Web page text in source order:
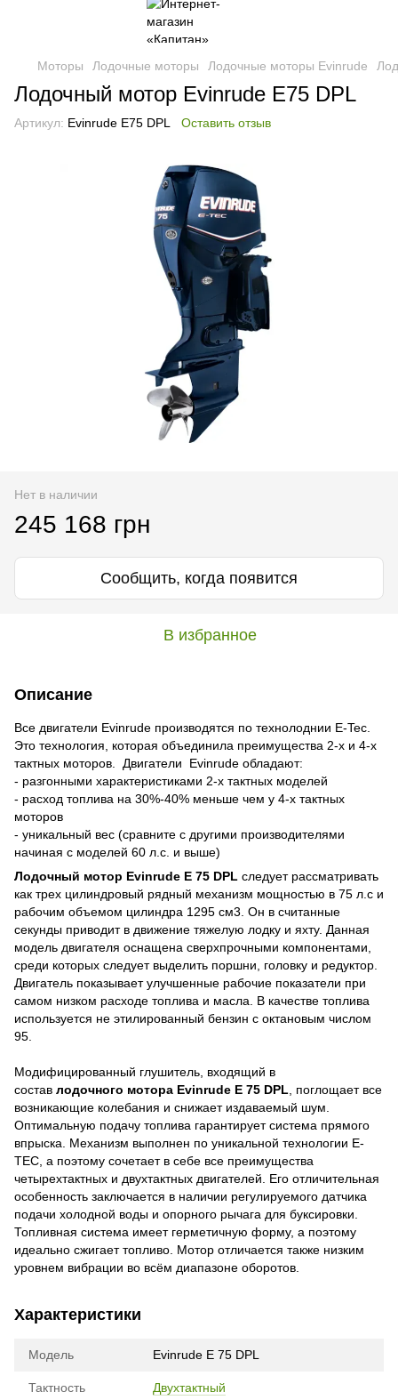
Моторы Лодочные моторы Лодочные моторы Evinrude
Лодочный мотор Evinrude E75 DPL
Артикул: Evinrude E75 DPL Оставить отзыв
Нет в наличии
245 168 грн
Сообщить, когда появится
В избранное
Описание
Все двигатели Evinrude производятся по технолоднии E-Tec.
Это технология, которая объединила преимущества 2-х и 4-х
тактных моторов. Двигатели Evinrude обладают:
- разгонными характеристиками 2-х тактных моделей
- расход топлива на 30%-40% меньше чем у 4-х тактных
моторов
- уникальный вес (сравните с другими производителями
начиная с моделей 60 л.с. и выше)
Лодочный мотор Evinrude E 75 DPL следует рассматривать
как трех цилиндровый рядный механизм мощностью в 75 л.с и
рабочим объемом цилиндра 1295 см3. Он в считанные
секунды приводит в движение тяжелую лодку и яхту. Данная
модель двигателя оснащена сверхпрочными компонентами,
среди которых следует выделить поршни, головку и редуктор.
Двигатель показывает улучшенные рабочие показатели при
самом низком расходе топлива и масла. В качестве топлива
используется не этилированный бензин с октановым числом
95.
Модифицированный глушитель, входящий в
состав лодочного мотора Evinrude E 75 DPL , поглощает все
возникающие колебания и снижает издаваемый шум.
Оптимальную подачу топлива гарантирует система прямого
впрыска. Механизм выполнен по уникальной технологии E-
TЕС, а поэтому сочетает в себе все преимущества
четырехтактных и двухтактных двигателей. Его отличительная
особенность заключается в наличии регулируемого датчика
подачи холодной воды и опорного рычага для буксировки.
Топливная система имеет герметичную форму, а поэтому
идеально сжигает топливо. Мотор отличается также низким
уровнем вибрации во всём диапазоне оборотов.
Характеристики
Модель Evinrude E 75 DPL
Тактность Двухтактный